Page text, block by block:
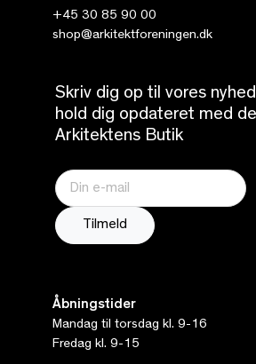
+45 30 85 90 00
shop@arkitektforeningen.dk
Skriv dig op til vores
hold dig opdateret med
Arkitektens Butik
Åbningstider
Mandag til torsdag kl. 9-16
Fredag kl. 9-15